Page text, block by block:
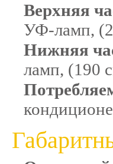
Верхняя
УФ-ламп,
Нижняя
ламп, (190